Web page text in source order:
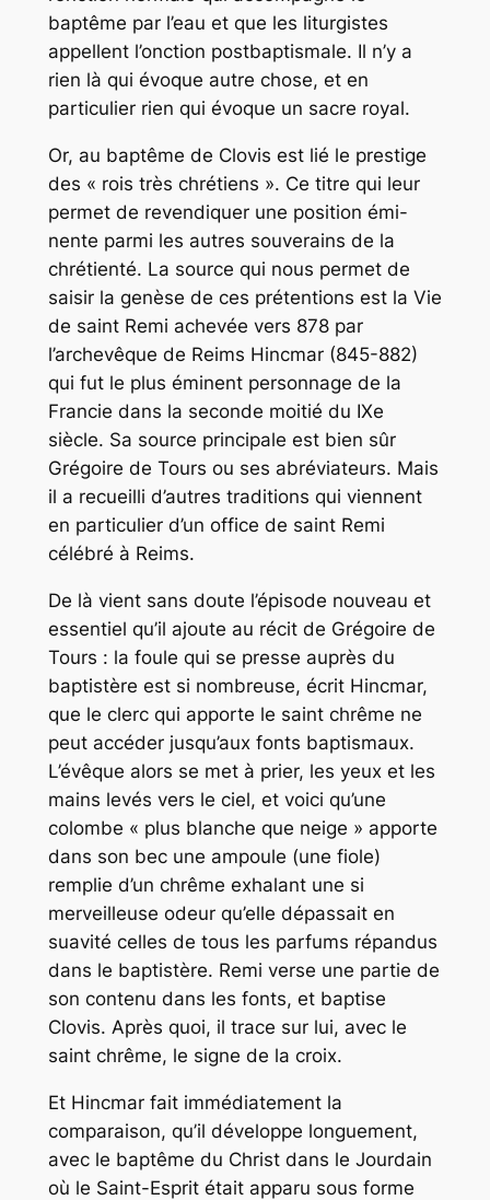
baptême par l’eau et que les liturgistes
appellent l’onction postbaptismale. Il n’y a
rien là qui évoque autre chose, et en
particulier rien qui évoque un sacre royal.
Or, au baptême de Clovis est lié le prestige
des « rois très chrétiens ». Ce titre qui leur
permet de revendiquer une position émi-
nente parmi les autres souverains de la
chrétienté. La source qui nous permet de
saisir la genèse de ces prétentions est la Vie
de saint Remi achevée vers 878 par
l’archevêque de Reims Hincmar (845-882)
qui fut le plus éminent personnage de la
Francie dans la seconde moitié du IXe
siècle. Sa source principale est bien sûr
Grégoire de Tours ou ses abréviateurs. Mais
il a recueilli d’autres traditions qui viennent
en particulier d’un office de saint Remi
célébré à Reims.
De là vient sans doute l’épisode nouveau et
essentiel qu’il ajoute au récit de Grégoire de
Tours : la foule qui se presse auprès du
baptistère est si nombreuse, écrit Hincmar,
que le clerc qui apporte le saint chrême ne
peut accéder jusqu’aux fonts baptismaux.
L’évêque alors se met à prier, les yeux et les
mains levés vers le ciel, et voici qu’une
colombe « plus blanche que neige » apporte
dans son bec une ampoule (une fiole)
remplie d’un chrême exhalant une si
merveilleuse odeur qu’elle dépassait en
suavité celles de tous les parfums répandus
dans le baptistère. Remi verse une partie de
son contenu dans les fonts, et baptise
Clovis. Après quoi, il trace sur lui, avec le
saint chrême, le signe de la croix.
Et Hincmar fait immédiatement la
comparaison, qu’il développe longuement,
avec le baptême du Christ dans le Jourdain
où le Saint-Esprit était apparu sous forme